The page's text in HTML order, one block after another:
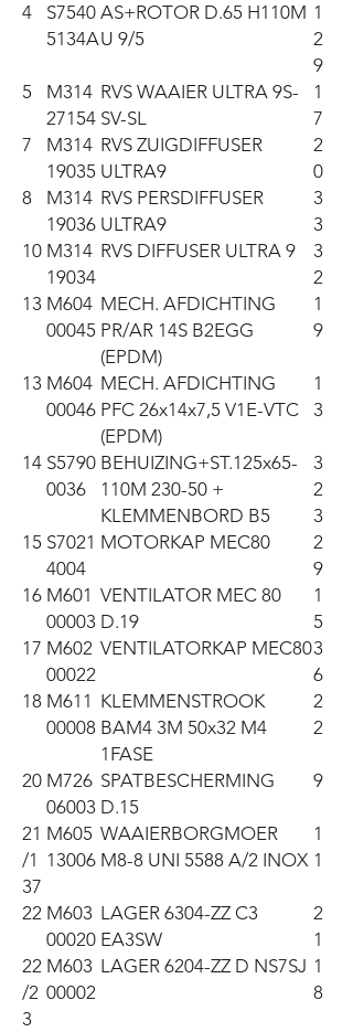
4
S7540
5134A
AS+ROTOR D.65 H110M
U 9/5
1
2
9
5
M314
27154
RVS WAAIER ULTRA 9S-
SV-SL
1
7
7
M314
19035
RVS ZUIGDIFFUSER
ULTRA9
2
0
8
M314
19036
RVS PERSDIFFUSER
ULTRA9
3
3
10 M314
19034
RVS DIFFUSER ULTRA 9
3
2
13 M604
00045
MECH. AFDICHTING
PR/AR 14S B2EGG
(EPDM)
1
9
13 M604
00046
MECH. AFDICHTING
PFC 26x14x7,5 V1E-VTC
(EPDM)
1
3
14 S5790
0036
BEHUIZING+ST.125x65-
110M 230-50 +
KLEMMENBORD B5
3
2
3
15 S7021
4004
MOTORKAP MEC80
2
9
16 M601
00003
VENTILATOR MEC 80
D.19
1
5
17 M602
00022
VENTILATORKAP MEC803
6
18 M611
00008
KLEMMENSTROOK
BAM4 3M 50x32 M4
1FASE
2
2
20 M726
06003
SPATBESCHERMING
D.15
9
21
/1
37
M605
13006
WAAIERBORGMOER
M8-8 UNI 5588 A/2 INOX
1
1
22 M603
00020
LAGER 6304-ZZ C3
EA3SW
2
1
22
/2
3
M603
00002
LAGER 6204-ZZ D NS7SJ 1
8